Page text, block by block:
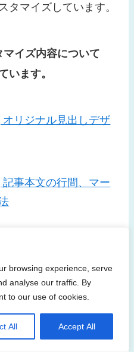
browsing experience, serve
analyse our traffic. By
to our use of cookies.
All Accept All
タマイズしています。
イズ内容について
います。
リジナル見出しデザ
事本文の行間、マー
に入ったら